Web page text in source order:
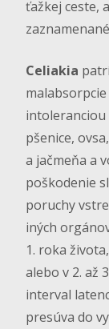
ťažkej ceste,
Celiakia
pšenice,
a jačmeňa a
poškodenie
poruchy
iných
1. roka
alebo v 2. až
interval
presúva do